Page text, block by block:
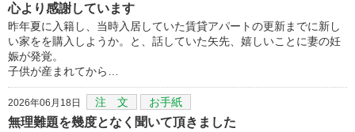
心より感謝しています
昨年夏に入籍し、当時入居していた賃貸アパートの更新までに新し
い家をを購入しようか。と、話していた矢先、嬉しいことに妻の妊
娠が発覚。
子供が産まれてから…
2026年06月18日 注 文 お手紙
無理難題を幾度となく聞いて頂きました